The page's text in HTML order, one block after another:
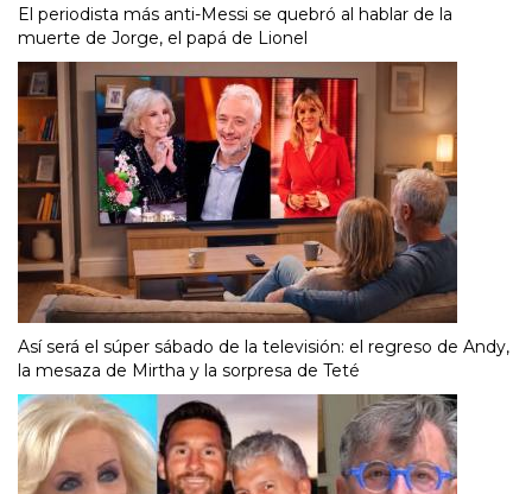
El periodista más anti-Messi se quebró al hablar de la
muerte de Jorge, el papá de Lionel
Así será el súper sábado de la televisión: el regreso de Andy,
la mesaza de Mirtha y la sorpresa de Teté